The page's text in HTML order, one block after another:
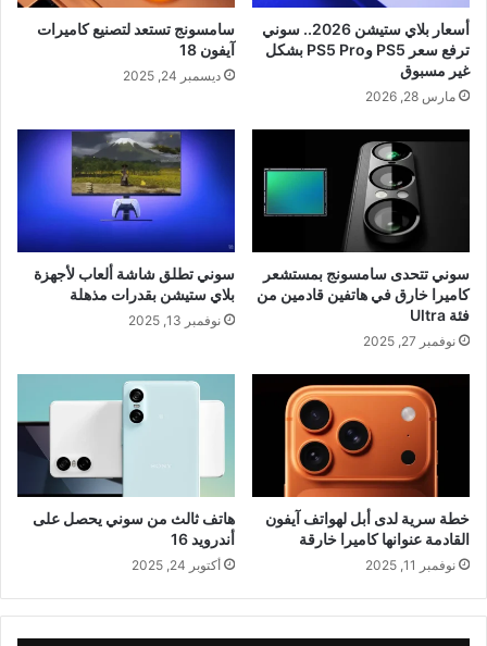
أسعار بلاي ستيشن 2026.. سوني
ترفع سعر PS5 وPS5 Pro بشكل
غير مسبوق
مارس 28, 2026
سامسونج تستعد لتصنيع كاميرات
آيفون 18
ديسمبر 24, 2025
سوني تتحدى سامسونج بمستشعر
كاميرا خارق في هاتفين قادمين من
فئة Ultra
نوفمبر 27, 2025
سوني تطلق شاشة ألعاب لأجهزة
بلاي ستيشن بقدرات مذهلة
نوفمبر 13, 2025
خطة سرية لدى أبل لهواتف آيفون
القادمة عنوانها كاميرا خارقة
نوفمبر 11, 2025
هاتف ثالث من سوني يحصل على
أندرويد 16
أكتوبر 24, 2025